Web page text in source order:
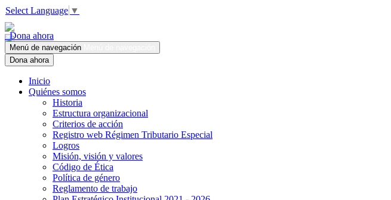
Select Language ▼
Dona ahora
Menú de navegación
Dona ahora
Inicio
Quiénes somos
Historia
Estructura organizacional
Criterios de acción
Registro web Régimen Tributario Especial
Logros
Misión, visión y valores
Código de Ética
Política de género
Reglamento de trabajo